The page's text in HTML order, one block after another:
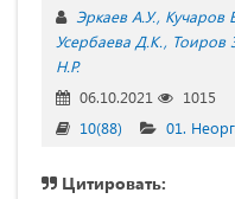
Эркаев А.У. Кучаров
Усербаева Д.К.
Тоиров
Н.Р.
06.10.2021
1015
10(88)
01.
Цитировать: